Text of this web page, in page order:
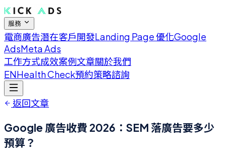
服務
電商廣告潛在客戶開發Landing Page 優化Google
AdsMeta Ads
工作方式成效案例文章關於我們
ENHealth Check預約策略諮詢
返回文章
Google 廣告收費 2026：SEM 落廣告要多少
預算？